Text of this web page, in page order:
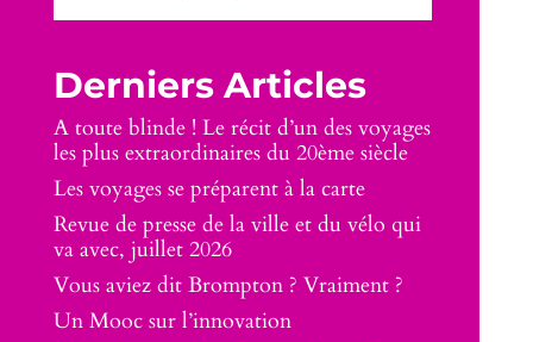
Derniers Articles
A toute blinde ! Le récit d’un des voyages
les plus extraordinaires du 20ème siècle
Les voyages se préparent à la carte
Revue de presse de la ville et du vélo qui
va avec, juillet 2026
Vous aviez dit Brompton ? Vraiment ?
Un Mooc sur l’innovation